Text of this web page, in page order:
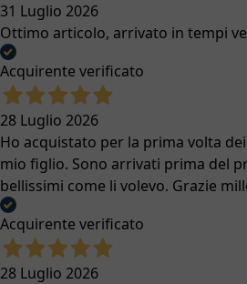
31 Luglio 2026
Ottimo articolo, arrivato in tempi
Acquirente verificato
28 Luglio 2026
Ho acquistato per la prima volta
mio figlio. Sono arrivati prima del
bellissimi come li volevo. Grazie
Acquirente verificato
28 Luglio 2026